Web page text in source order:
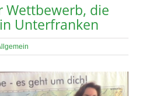
Wettbewerb, die
Unterfranken